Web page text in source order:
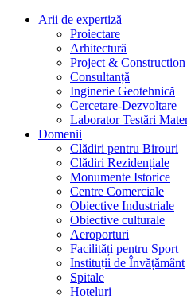
Arii de expertiză
Proiectare
Arhitectură
Project &
Consultanță
Inginerie Geotehnică
Cercetare-Dezvoltare
Laborator Testări
Domenii
Clădiri pentru Birouri
Clădiri Rezidențiale
Monumente Istorice
Centre Comerciale
Obiective Industriale
Obiective culturale
Aeroporturi
Facilități pentru Sport
Instituții de Învățământ
Spitale
Hoteluri